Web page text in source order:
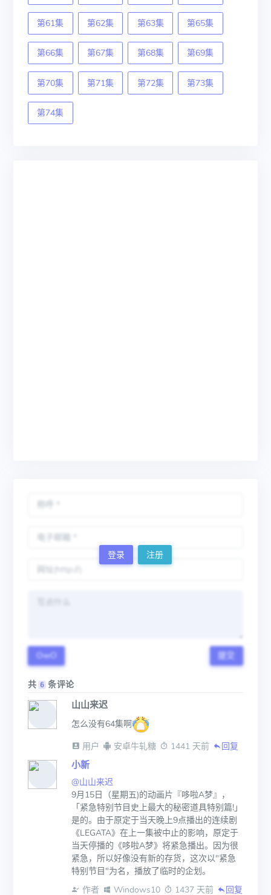
第61集 第62集 第63集 第65集
第66集 第67集 第68集 第69集
第70集 第71集 第72集 第73集
第74集
登录 注册
OwO
共 6 条评论
山山来迟
怎么没有64集啊
用户
安卓牛轧糖 1441 天前 回复
小新
@山山来迟
9月15日（星期五)的动画片『哆啦A梦』，
「紧急特别节目史上最大的秘密道具特别篇!」
是的。由于原定于当天晚上9点播出的连续剧
《LEGATA》在上一集被中止的影响，原定于
当天停播的《哆啦A梦》将紧急播出。因为很
紧急，所以好像没有新的存货，这次以"紧急
特别节目"为名，播放了临时的企划。
作者
Windows10 1437 天前 回复